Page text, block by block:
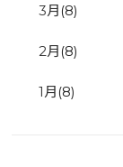
3月 (8)
2月 (8)
1月 (8)